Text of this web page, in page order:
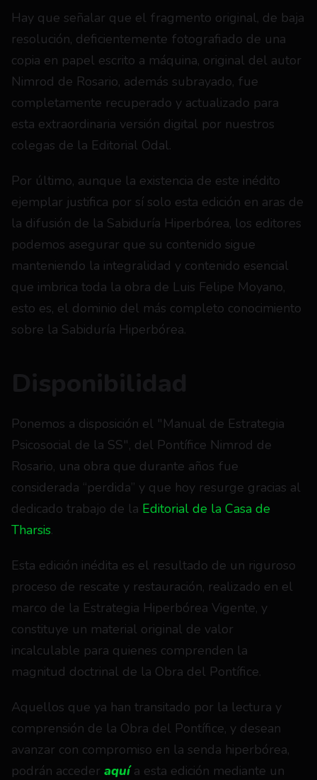
Hay que señalar que el fragmento original, de baja
resolución, deficientemente fotografiado de una
copia en papel escrito a máquina, original del autor
Nimrod de Rosario, además subrayado, fue
completamente recuperado y actualizado para
esta extraordinaria versión digital por nuestros
colegas de la Editorial Odal.
Por último, aunque la existencia de este inédito
ejemplar justifica por sí solo esta edición en aras de
la difusión de la Sabiduría Hiperbórea, los editores
podemos asegurar que su contenido sigue
manteniendo la integralidad y contenido esencial
que imbrica toda la obra de Luis Felipe Moyano,
esto es, el dominio del más completo conocimiento
sobre la Sabiduría Hiperbórea.
Ponemos a disposición el "Manual de Estrategia
Psicosocial de la SS", del Pontífice Nimrod de
Rosario, una obra que durante años fue
considerada “perdida” y que hoy resurge gracias al
dedicado trabajo de la Editorial de la Casa de
Tharsis.
Esta edición inédita es el resultado de un riguroso
proceso de rescate y restauración, realizado en el
marco de la Estrategia Hiperbórea Vigente, y
constituye un material original de valor
incalculable para quienes comprenden la
magnitud doctrinal de la Obra del Pontífice.
Aquellos que ya han transitado por la lectura y
comprensión de la Obra del Pontífice, y desean
avanzar con compromiso en la senda hiperbórea,
podrán acceder aquí a esta edición mediante un